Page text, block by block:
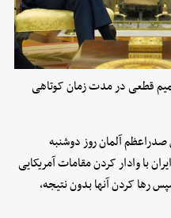
قطعی در مدت زمان کوتاهی
آلمان روز دوشنبه
با وادار کردن مقامات آمریکایی
رها کردن آنها بدون نتیجه،